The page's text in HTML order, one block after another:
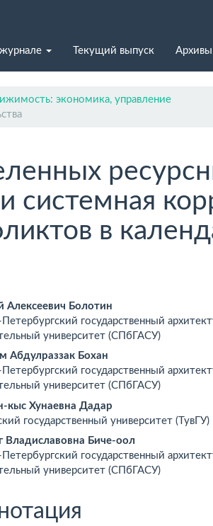
Текущий выпуск Архивы
экономика, управление
системная
в
Алексеевич Болотин
государственный
университет (СПбГАСУ)
Абдулраззак Бохан
государственный
университет (СПбГАСУ)
кыс Хунаевна Дадар
государственный университет (ТувГУ)
Владиславовна Биче-оол
государственный
университет (СПбГАСУ)